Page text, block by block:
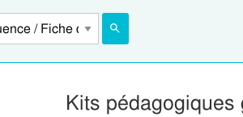
Kits pédagogiques